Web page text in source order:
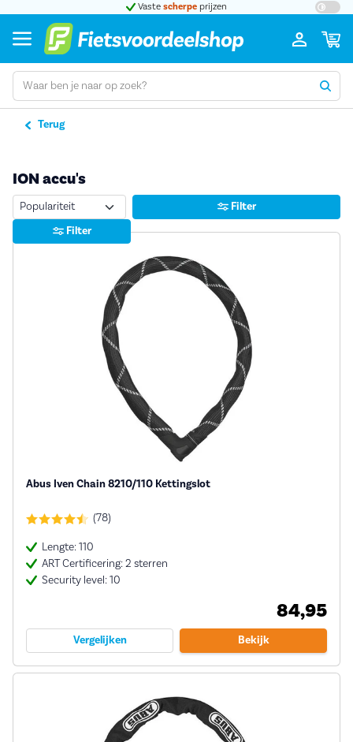
Vastescherpe prijzen Grootste
Terug
ION accu's
Sorteren
Filter
Filter
Abus Iven Chain 8210/110 Kettingslot
(78)
Lengte: 110
ART Certificering: 2 sterren
Security level: 10
84,95
Vergelijken Bekijk